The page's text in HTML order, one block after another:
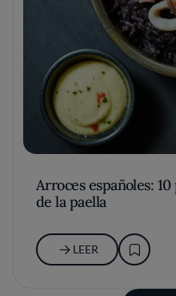
Arroces españoles:
de la paella
LEER